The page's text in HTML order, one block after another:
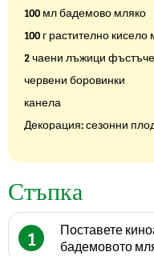
100 мл бадемово мляко
100 г растително кисело
2 чаени лъжици
червени боровинки
канела
Декорация: сезонни
Стъпка
1
Поставете
бадемовото